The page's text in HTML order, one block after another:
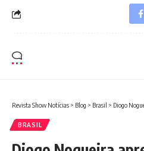
Revista Show Notícias > Blog > Brasil > Diogo
BRASIL